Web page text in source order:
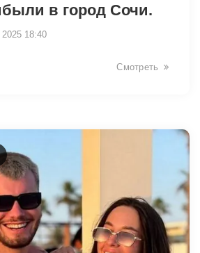
в город Сочи.
18:40
Смотреть